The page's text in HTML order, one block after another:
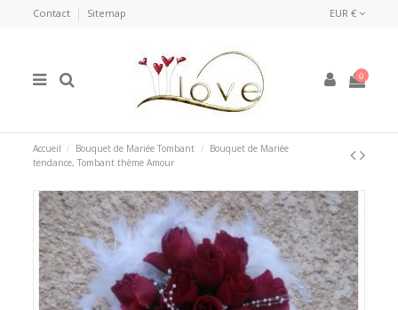
Contact Sitemap EUR €
0
Accueil Bouquet de Mariée Tombant
Bouquet de Mariée
tendance, Tombant thème Amour